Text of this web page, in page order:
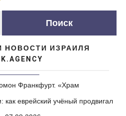
НОВОСТИ ИЗРАИЛЯ
Франкфурт. «Храм
еврейский учёный продвигал